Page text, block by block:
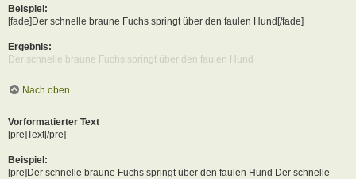
Beispiel:
[fade]Der schnelle braune Fuchs springt über den faulen Hund[/fade]
Ergebnis:
Der schnelle braune Fuchs springt über den faulen Hund
Nach oben
Vorformatierter Text
[pre]Text[/pre]
Beispiel:
[pre]Der schnelle braune Fuchs springt über den faulen Hund Der schnelle